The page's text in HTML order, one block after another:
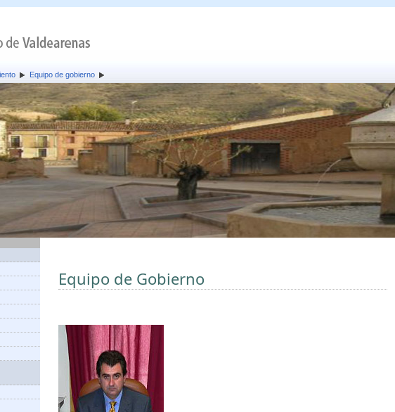
Equipo de gobierno
Equipo de Gobierno